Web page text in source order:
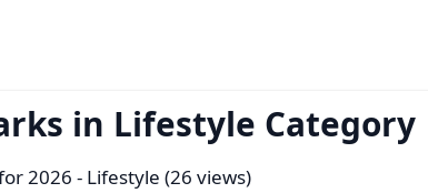
in Lifestyle Category
2026 - Lifestyle (26 views)